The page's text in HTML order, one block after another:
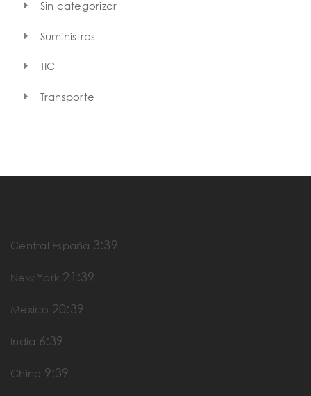
Sin categorizar
Suministros
TIC
Transporte
Central España 3:39
New York 21:39
Mexico 20:39
India 6:39
China 9:39